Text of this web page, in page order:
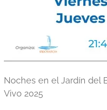
Noches en el Jardín del
Vivo 2025